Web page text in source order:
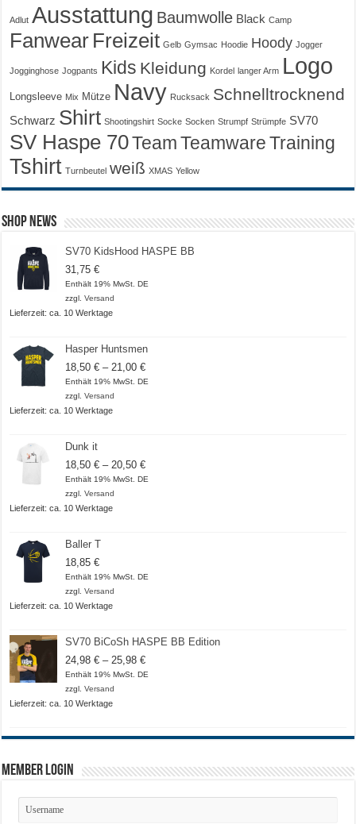
Adlut Ausstattung Baumwolle Black Camp
Fanwear Freizeit Gelb Gymsac Hoodie Hoody Jogger
Jogginghose Jogpants Kids Kleidung Kordel langer Arm Logo
Longsleeve Mix Mütze Navy Rucksack Schnelltrocknend
Schwarz Shirt Shootingshirt Socke Socken Strumpf Strümpfe SV70
SV Haspe 70Team Teamware Training
Tshirt Turnbeutel weiß XMAS Yellow
Shop News
SV70 KidsHood HASPE BB
31,75€
Enthält 19% MwSt. DE
zzgl.Versand
Lieferzeit: ca. 10 Werktage
Hasper Huntsmen
18,50€ – 21,00€Preisspanne:
18,50 €
Enthält 19% MwSt. DE
zzgl.Versand
Lieferzeit: ca. 10 Werktage
Dunk it
18,50€ – 20,50€Preisspanne:
18,50 €
Enthält 19% MwSt. DE
zzgl.Versand
Lieferzeit: ca. 10 Werktage
Baller T
18,85€
Enthält 19% MwSt. DE
zzgl.Versand
Lieferzeit: ca. 10 Werktage
SV70 BiCoSh HASPE BB Edition
24,98€ – 25,98€Preisspanne:
24,98 €
Enthält 19% MwSt. DE
zzgl.Versand
Lieferzeit: ca. 10 Werktage
Member Login